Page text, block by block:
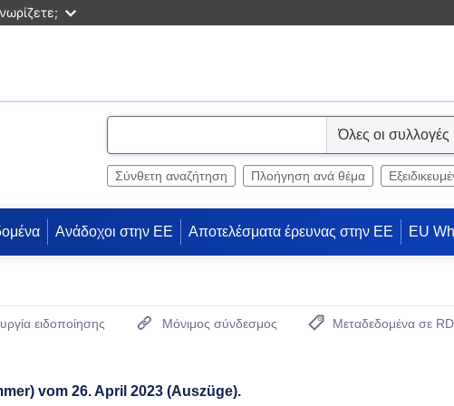
e
Σύνθετη αναζήτηση Πλοήγηση ανά θέμα
Ανάδοχοι στην ΕΕ Αποτελέσματα έρευνας στην ΕΕ EU
ειδοποίησης Μόνιμος σύνδεσμος
Μεταδεδομένα σε
vom 26. April 2023 (Auszüge).